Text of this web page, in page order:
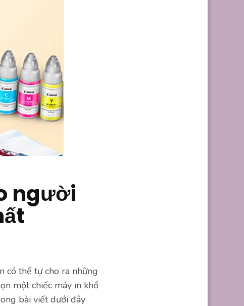
người
có thể tự cho ra những
một chiếc máy in khổ
bài viết dưới đây